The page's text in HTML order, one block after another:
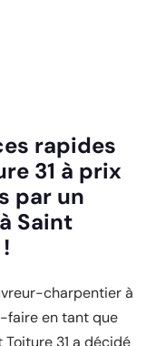
rapides
31 à prix
par un
Saint
charpentier à
faire en tant que
31 a décidé